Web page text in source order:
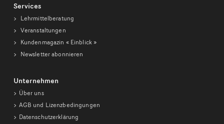
Services
Lehrmittelberatung
Veranstaltungen
Kundenmagazin « Einblick »
Newsletter abonnieren
Unternehmen
Über uns
AGB und Lizenzbedingungen
Datenschutzerklärung